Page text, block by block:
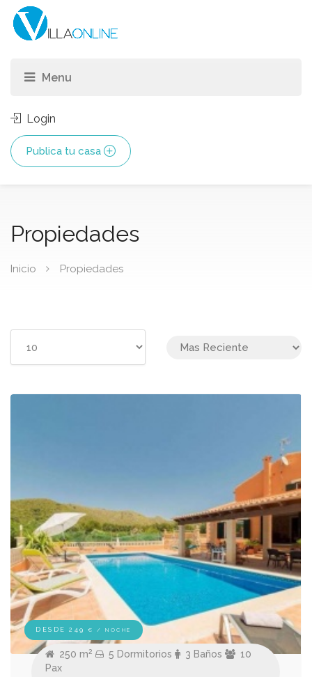
Login
Publica tu casa
Propiedades
Inicio Propiedades
DESDE 249 € / NOCHE
250 m2 5 Dormitorios 3 Baños
10
Pax